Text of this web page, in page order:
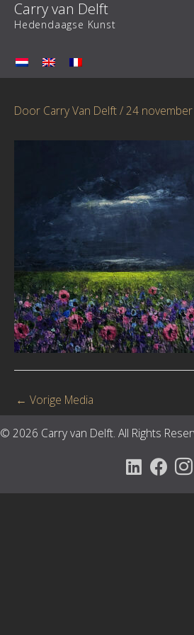
naar
inhoud
Carry van Delft
Hedendaagse Kunst
Door Carry Van Delft/24
← Vorige Media
© 2026 Carry van Delft. All Rights